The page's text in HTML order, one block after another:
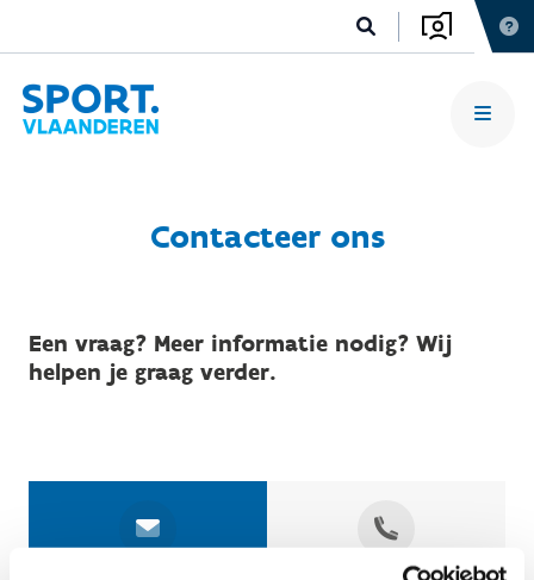
Contacteer ons
Een vraag? Meer informatie nodig? Wij
helpen je graag verder.